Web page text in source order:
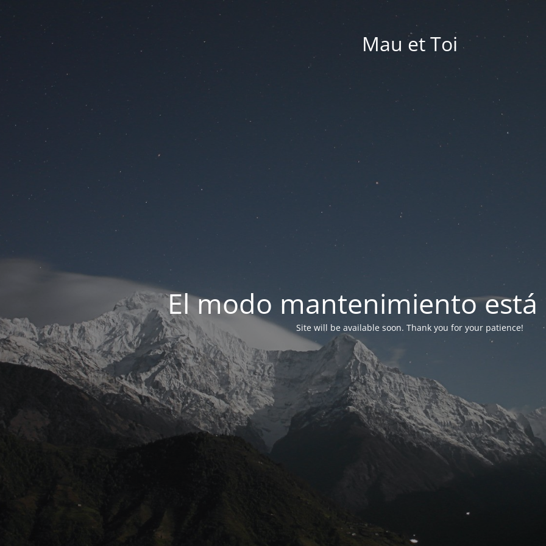
Mau et Toi
El modo mantenimiento está
Site will be available soon. Thank you for your patience!